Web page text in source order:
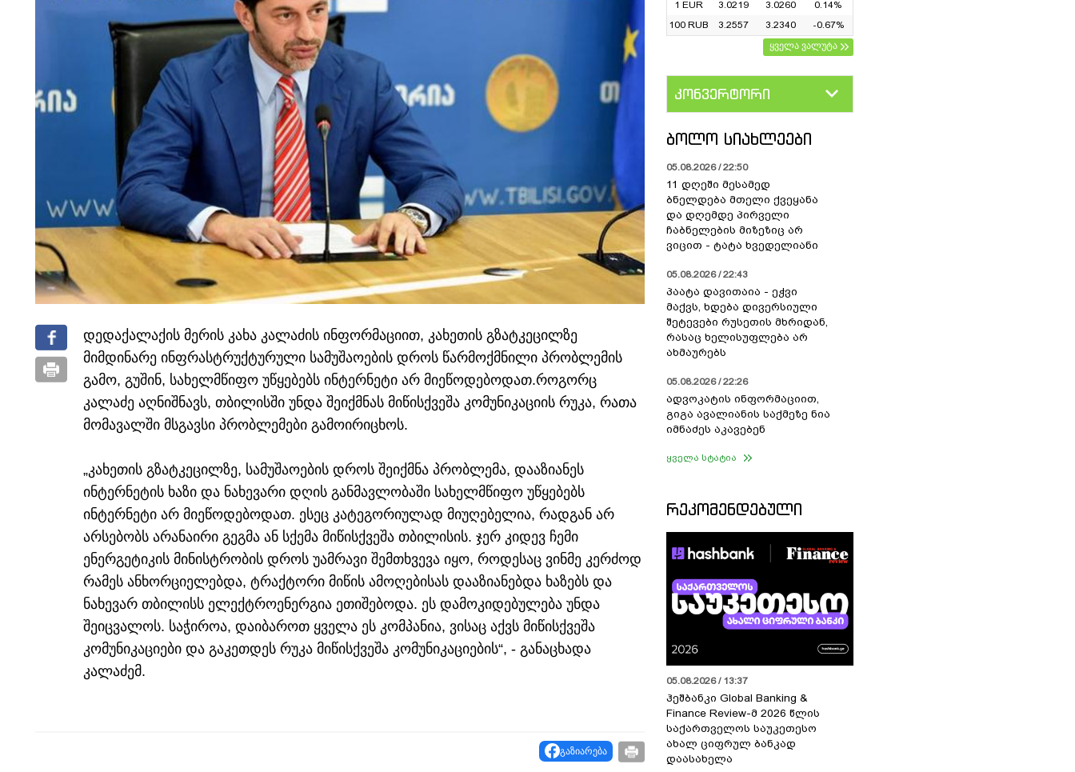
დედაქალაქის მერის კახა კალაძის ინფორმაციით, კახეთის გზატკეცილზე
მიმდინარე ინფრასტრუქტურული სამუშაოების დროს წარმოქმნილი პრობლემის
გამო, გუშინ, სახელმწიფო უწყებებს ინტერნეტი არ მიეწოდებოდათ.როგორც
კალაძე აღნიშნავს, თბილისში უნდა შეიქმნას მიწისქვეშა კომუნიკაციის რუკა, რათა
მომავალში მსგავსი პრობლემები გამოირიცხოს.
„კახეთის გზატკეცილზე, სამუშაოების დროს შეიქმნა პრობლემა, დააზიანეს
ინტერნეტის ხაზი და ნახევარი დღის განმავლობაში სახელმწიფო უწყებებს
ინტერნეტი არ მიეწოდებოდათ. ესეც კატეგორიულად მიუღებელია, რადგან არ
არსებობს არანაირი გეგმა ან სქემა მიწისქვეშა თბილისის. ჯერ კიდევ ჩემი
ენერგეტიკის მინისტრობის დროს უამრავი შემთხვევა იყო, როდესაც ვინმე კერძოდ
რამეს ანხორციელებდა, ტრაქტორი მიწის ამოღებისას დააზიანებდა ხაზებს და
ნახევარ თბილისს ელექტროენერგია ეთიშებოდა. ეს დამოკიდებულება უნდა
შეიცვალოს. საჭიროა, დაიბაროთ ყველა ეს კომპანია, ვისაც აქვს მიწისქვეშა
კომუნიკაციები და გაკეთდეს რუკა მიწისქვეშა კომუნიკაციების“, - განაცხადა
კალაძემ.
გაზიარება
1 EUR
3.0219 3.0260
0.14%
100 RUB
3.2557 3.2340
-0.67%
ყველა ვალუტა
კონვერტორი
ᲑᲝᲚᲝ ᲡᲘᲐᲮᲚᲔᲔᲑᲘ
05.08.2026 / 22:50
11 დღეში მესამედ
ბნელდება მთელი ქვეყანა
და დღემდე პირველი
ჩაბნელების მიზეზიც არ
ვიცით - ტატა ხვედელიანი
05.08.2026 / 22:43
პაატა დავითაია - ეჭვი
მაქვს, ხდება დივერსიული
შეტევები რუსეთის მხრიდან,
რასაც ხელისუფლება არ
ახმაურებს
05.08.2026 / 22:26
ადვოკატის ინფორმაციით,
გიგა ავალიანის საქმეზე ნია
იმნაძეს აკავებენ
ყველა სტატია
ᲠᲔᲙᲝᲛᲔᲜᲓᲔᲑᲣᲚᲘ
05.08.2026 / 13:37
ჰეშბანკი Global Banking &
Finance Review-მ 2026 წლის
საქართველოს საუკეთესო
ახალ ციფრულ ბანკად
დაასახელა